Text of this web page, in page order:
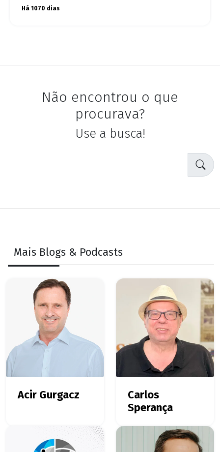
Há 1070 dias
Não encontrou o que
procurava?
Use a busca!
Mais Blogs & Podcasts
Acir Gurgacz
Carlos
Sperança